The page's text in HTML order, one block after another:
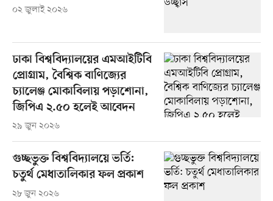
০২ জুলাই ২০২৬
ঢাকা বিশ্ববিদ্যালয়ের এমআইটিবি
প্রোগ্রাম, বৈশ্বিক বাণিজ্যের
চ্যালেঞ্জ মোকাবিলায় পড়াশোনা,
জিপিএ ২.৫০ হলেই আবেদন
২৯ জুন ২০২৬
গুচ্ছভুক্ত বিশ্ববিদ্যালয়ে ভর্তি:
চতুর্থ মেধাতালিকার ফল প্রকাশ
২৮ জুন ২০২৬